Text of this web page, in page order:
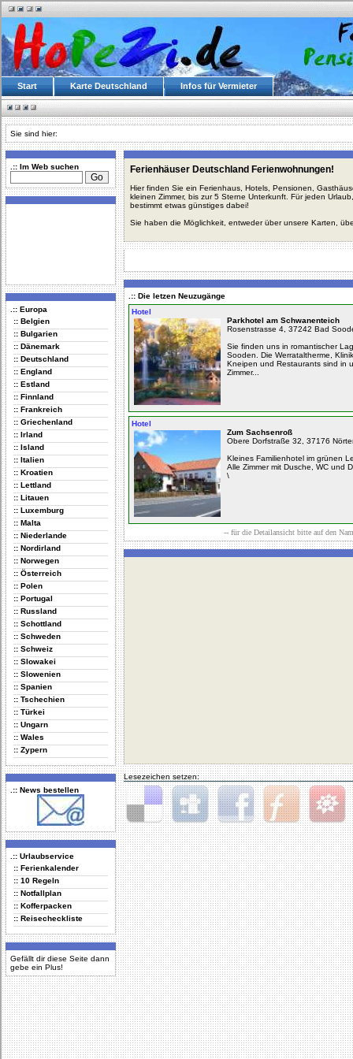
Start Karte Deutschland Infos für Vermieter
Sie sind hier:
.:: Im Web suchen
.:: Europa
:: Belgien
:: Bulgarien
:: Dänemark
:: Deutschland
:: England
:: Estland
:: Finnland
:: Frankreich
:: Griechenland
:: Irland
:: Island
:: Italien
:: Kroatien
:: Lettland
:: Litauen
:: Luxemburg
:: Malta
:: Niederlande
:: Nordirland
:: Norwegen
:: Österreich
:: Polen
:: Portugal
:: Russland
:: Schottland
:: Schweden
:: Schweiz
:: Slowakei
:: Slowenien
:: Spanien
:: Tschechien
:: Türkei
:: Ungarn
:: Wales
:: Zypern
.:: News bestellen
.:: Urlaubservice
:: Ferienkalender
:: 10 Regeln
:: Notfallplan
:: Kofferpacken
:: Reisecheckliste
Gefällt dir diese Seite dann
gebe ein Plus!
Ferienhäuser Deutschland Ferienwohnungen!
Hier finden Sie ein Ferienhaus, Hotels, Pensionen,
kleinen Zimmer, bis zur 5 Sterne Unterkunft. Für jeden
bestimmt etwas günstiges dabei!
Sie haben die Möglichkeit, entweder über unsere Karten,
.:: Die letzen Neuzugänge
Hotel
Parkhotel am Schwanenteich
Rosenstrasse 4, 37242 Bad
Sie finden uns in romantischer
Sooden. Die Werrataltherme,
Kneipen und Restaurants sind in
Zimmer...
Hotel
Zum Sachsenroß
Obere Dorfstraße 32, 37176
Kleines Familienhotel im grünen
Alle Zimmer mit Dusche, WC und
\
-- für die Detailansicht bitte auf den
Lesezeichen setzen:
Delicious Digg Facebook Furl StudiVZ